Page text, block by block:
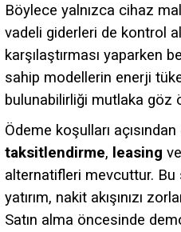
Böylece yalnızca cihaz
vadeli giderleri de kontrol
karşılaştırması yaparken
sahip modellerin enerji
bulunabilirliği mutlaka göz
Ödeme koşulları
taksitlendirme, leasing
alternatifleri mevcuttur.
yatırım, nakit akışınızı
Satın alma öncesinde